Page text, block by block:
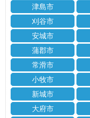
津島市
刈谷市
安城市
蒲郡市
常滑市
小牧市
新城市
大府市